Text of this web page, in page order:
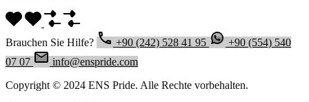
Brauchen Sie Hilfe? +90 (242) 528 41 95
+90 (554) 540
07 07
info@enspride.com
Copyright © 2024 ENS Pride. Alle Rechte vorbehalten.